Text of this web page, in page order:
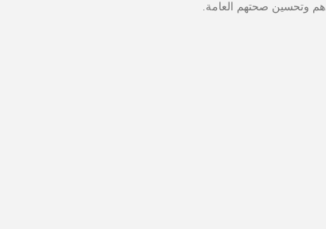
وتحسين صحتهم العامة.